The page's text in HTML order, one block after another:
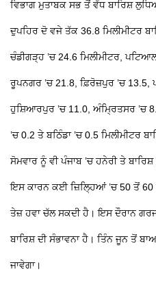
ਵਿਭਾਗ ਮੁਤਾਬਕ ਸਭ ਤੋਂ ਵੱਧ ਬਾਰਿਸ਼
ਦੁਪਹਿਰ ਦੋ ਵਜੇ ਤੱਕ 36.8 ਮਿਲੀਮੀਟਰ
ਚੰਡੀਗੜ੍ਹ ’ਚ 24.6 ਮਿਲੀਮੀਟਰ,
ਰੂਪਨਗਰ ’ਚ 21.8, ਫ਼ਿਰੋਜ਼ਪੁਰ ’ਚ 13.5,
ਹੁਸ਼ਿਆਰਪੁਰ ’ਚ 11.0, ਅੰਮ੍ਰਿਤਸਰ ’ਚ
’ਚ 0.2 ਤੇ ਬਠਿੰਡਾ ’ਚ 0.5 ਮਿਲੀਮੀਟਰ
ਸੋਮਵਾਰ ਨੂੰ ਵੀ ਪੰਜਾਬ ’ਚ ਹਨੇਰੀ ਤੇ
ਇਸ ਕਾਰਨ ਕਈ ਜ਼ਿਲ੍ਹਿਆਂ ’ਚ 50 ਤੋਂ 60
ਤੇਜ਼ ਹਵਾ ਚੱਲ ਸਕਦੀ ਹੈ। ਇਸ ਦੌਰਾਨ
ਬਾਰਿਸ਼ ਦੀ ਸੰਭਾਵਨਾ ਹੈ। ਤਿੰਨ ਜੂਨ ਤੋਂ
ਜਾਵੇਗਾ।